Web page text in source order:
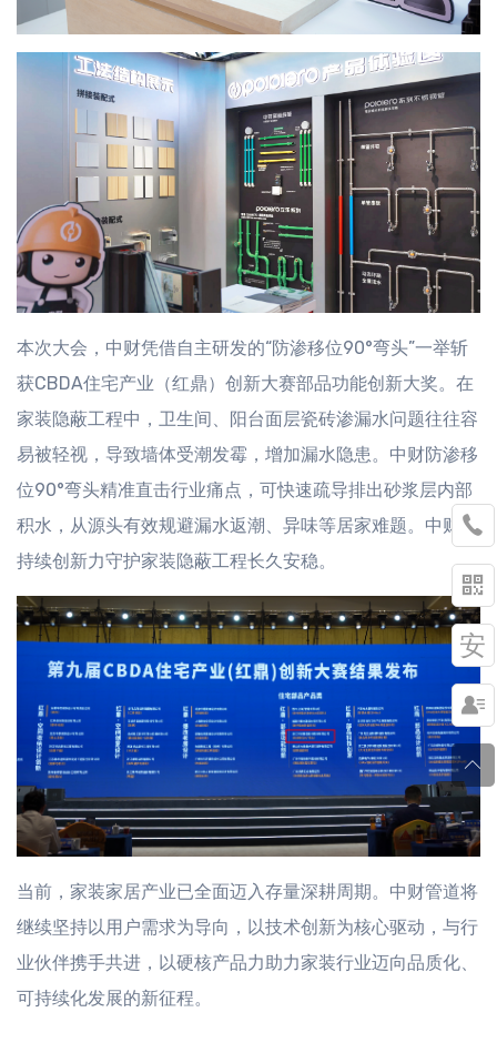
本次大会，中财凭借自主研发的“防渗移位90°弯头”一举斩
获CBDA住宅产业（红鼎）创新大赛部品功能创新大奖。在
家装隐蔽工程中，卫生间、阳台面层瓷砖渗漏水问题往往容
易被轻视，导致墙体受潮发霉，增加漏水隐患。中财防渗移
位90°弯头精准直击行业痛点，可快速疏导排出砂浆层内部
积水，从源头有效规避漏水返潮、异味等居家难题。中财以
持续创新力守护家装隐蔽工程长久安稳。
当前，家装家居产业已全面迈入存量深耕周期。中财管道将
继续坚持以用户需求为导向，以技术创新为核心驱动，与行
业伙伴携手共进，以硬核产品力助力家装行业迈向品质化、
可持续化发展的新征程。


安

